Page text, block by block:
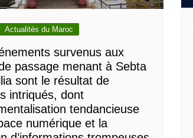
Actualités du Maroc
survenus aux
passage menant à Sebta
sont le résultat de
intriqués, dont
tendancieuse
numérique et la